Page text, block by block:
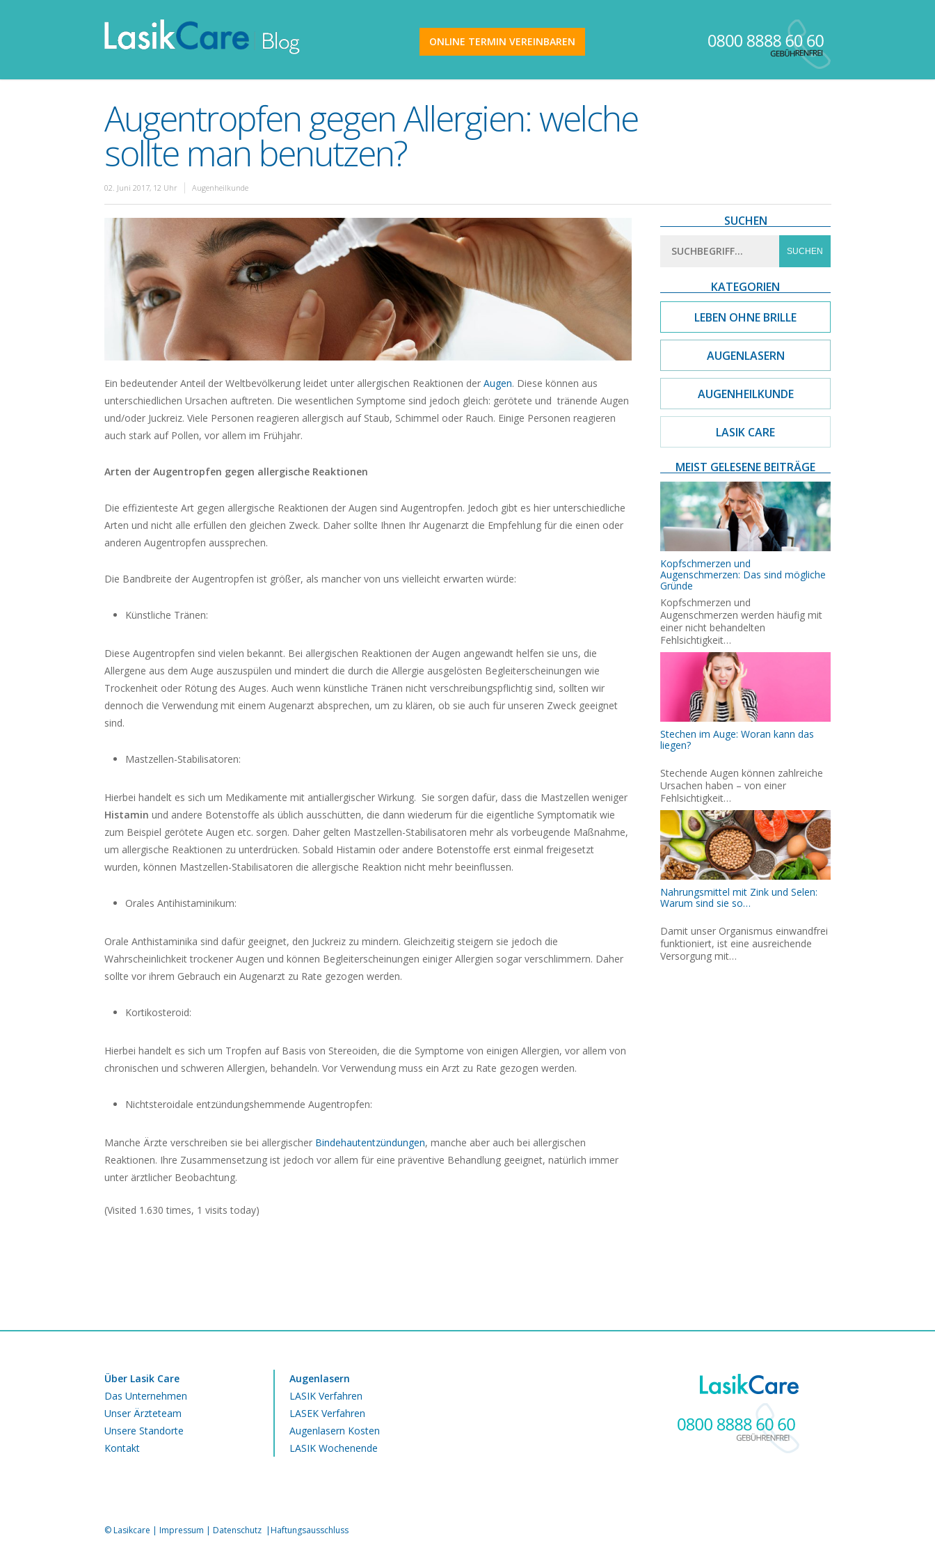
ONLINE TERMIN VEREINBAREN
Augentropfen gegen Allergien: welche
sollte man benutzen?
02. Juni 2017, 12 Uhr Augenheilkunde
Ein bedeutender Anteil der Weltbevölkerung leidet unter allergischen Reaktionen der Augen. Diese können aus
unterschiedlichen Ursachen auftreten. Die wesentlichen Symptome sind jedoch gleich: gerötete und tränende Augen
und/oder Juckreiz. Viele Personen reagieren allergisch auf Staub, Schimmel oder Rauch. Einige Personen reagieren
auch stark auf Pollen, vor allem im Frühjahr.
Arten der Augentropfen gegen allergische Reaktionen
Die effizienteste Art gegen allergische Reaktionen der Augen sind Augentropfen. Jedoch gibt es hier unterschiedliche
Arten und nicht alle erfüllen den gleichen Zweck. Daher sollte Ihnen Ihr Augenarzt die Empfehlung für die einen oder
anderen Augentropfen aussprechen.
Die Bandbreite der Augentropfen ist größer, als mancher von uns vielleicht erwarten würde:
Künstliche Tränen:
Diese Augentropfen sind vielen bekannt. Bei allergischen Reaktionen der Augen angewandt helfen sie uns, die
Allergene aus dem Auge auszuspülen und mindert die durch die Allergie ausgelösten Begleiterscheinungen wie
Trockenheit oder Rötung des Auges. Auch wenn künstliche Tränen nicht verschreibungspflichtig sind, sollten wir
dennoch die Verwendung mit einem Augenarzt absprechen, um zu klären, ob sie auch für unseren Zweck geeignet
sind.
Mastzellen-Stabilisatoren:
Hierbei handelt es sich um Medikamente mit antiallergischer Wirkung. Sie sorgen dafür, dass die Mastzellen weniger
Histamin und andere Botenstoffe als üblich ausschütten, die dann wiederum für die eigentliche Symptomatik wie
zum Beispiel gerötete Augen etc. sorgen. Daher gelten Mastzellen-Stabilisatoren mehr als vorbeugende Maßnahme,
um allergische Reaktionen zu unterdrücken. Sobald Histamin oder andere Botenstoffe erst einmal freigesetzt
wurden, können Mastzellen-Stabilisatoren die allergische Reaktion nicht mehr beeinflussen.
Orales Antihistaminikum:
Orale Anthistaminika sind dafür geeignet, den Juckreiz zu mindern. Gleichzeitig steigern sie jedoch die
Wahrscheinlichkeit trockener Augen und können Begleiterscheinungen einiger Allergien sogar verschlimmern. Daher
sollte vor ihrem Gebrauch ein Augenarzt zu Rate gezogen werden.
Kortikosteroid:
Hierbei handelt es sich um Tropfen auf Basis von Stereoiden, die die Symptome von einigen Allergien, vor allem von
chronischen und schweren Allergien, behandeln. Vor Verwendung muss ein Arzt zu Rate gezogen werden.
Nichtsteroidale entzündungshemmende Augentropfen:
Manche Ärzte verschreiben sie bei allergischer Bindehautentzündungen, manche aber auch bei allergischen
Reaktionen. Ihre Zusammensetzung ist jedoch vor allem für eine präventive Behandlung geeignet, natürlich immer
unter ärztlicher Beobachtung.
(Visited 1.630 times, 1 visits today)
SUCHEN
KATEGORIEN
LEBEN OHNE BRILLE
AUGENLASERN
AUGENHEILKUNDE
LASIK CARE
MEIST GELESENE BEITRÄGE
Kopfschmerzen und
Augenschmerzen: Das sind mögliche
Gründe
Kopfschmerzen und
Augenschmerzen werden häufig mit
einer nicht behandelten
Fehlsichtigkeit…
Stechen im Auge: Woran kann das
liegen?
Stechende Augen können zahlreiche
Ursachen haben – von einer
Fehlsichtigkeit…
Nahrungsmittel mit Zink und Selen:
Warum sind sie so…
Damit unser Organismus einwandfrei
funktioniert, ist eine ausreichende
Versorgung mit…
Über Lasik Care
Das Unternehmen
Unser Ärzteteam
Unsere Standorte
Kontakt
Augenlasern
LASIK Verfahren
LASEK Verfahren
Augenlasern Kosten
LASIK Wochenende
© Lasikcare | Impressum | Datenschutz |Haftungsausschluss